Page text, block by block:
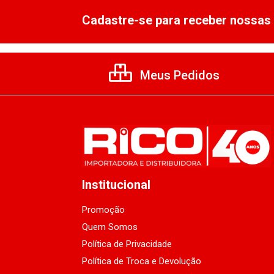
Cadastre-se para receber
Meus Pedidos
Institucional
Promoção
Quem Somos
Política de Privacidade
Política de Troca e Devolução